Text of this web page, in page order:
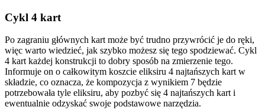
Cykl 4 kart
Po zagraniu głównych kart może być trudno przywrócić je do ręki,
więc warto wiedzieć, jak szybko możesz się tego spodziewać. Cykl
4 kart każdej konstrukcji to dobry sposób na zmierzenie tego.
Informuje on o całkowitym koszcie eliksiru 4 najtańszych kart w
składzie, co oznacza, że kompozycja z wynikiem 7 będzie
potrzebowała tyle eliksiru, aby pozbyć się 4 najtańszych kart i
ewentualnie odzyskać swoje podstawowe narzędzia.